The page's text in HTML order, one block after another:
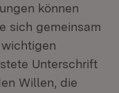
können
sich gemeinsam
Unterschrift
Willen, die